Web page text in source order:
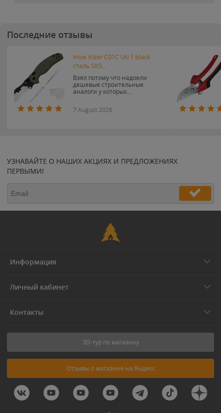
Последние отзывы
Нож Kizer C01C Uti 1 black
сталь SK5...
Взял потому что надоели
дешевые строительные
аналоги у которых...
7 August 2026
УЗНАВАЙТЕ О НАШИХ АКЦИЯХ И ПРЕДЛОЖЕНИЯХ
ПЕРВЫМИ!
Информация
Личный кабинет
Контакты
3D-тур по магазину
Отзывы о магазине на Яндекс